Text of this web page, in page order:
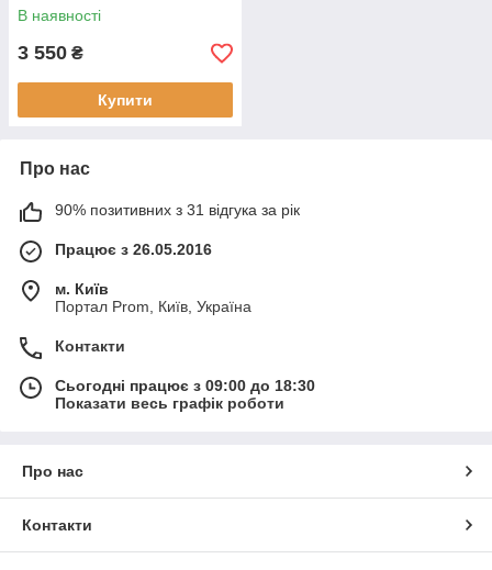
В наявності
3 550 ₴
Купити
Про нас
90% позитивних з 31 відгука за рік
Працює з 26.05.2016
м. Київ
Портал Prom, Київ, Україна
Контакти
Сьогодні працює з 09:00 до 18:30
Показати весь графік роботи
Про нас
Контакти